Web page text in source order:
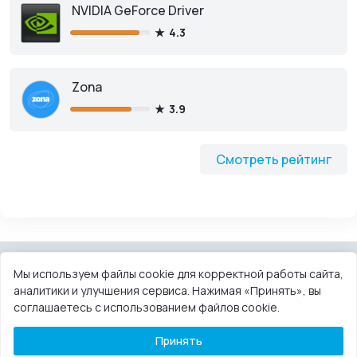
Смотреть рейтинг
NVIDIA GeForce Driver
4.3
Zona
3.9
КОНТАКТЫ
ПОЛЬЗОВАТЕЛЬСКОЕ СОГЛАШЕНИЕ
ПРАВООБЛАДАТЕЛЯМ
DMCA
Мы используем файлы cookie для корректной работы сайта,
аналитики и улучшения сервиса. Нажимая «Принять», вы
соглашаетесь с использованием файлов cookie.
Принять